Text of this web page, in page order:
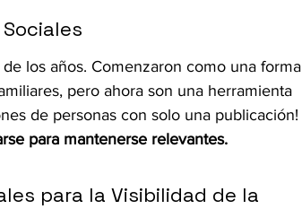
los años. Comenzaron como una forma
pero ahora son una herramienta
de personas con solo una publicación!
para mantenerse relevantes.
para la Visibilidad de la